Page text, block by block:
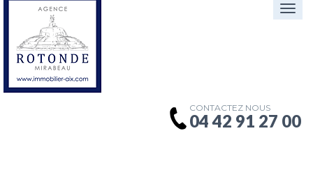
CONTACTEZ NOUS
04 42 91 27 00